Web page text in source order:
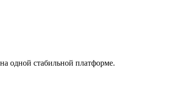
одной стабильной платформе.